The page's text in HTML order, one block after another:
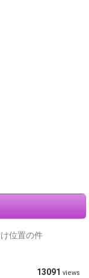
位置の件
13091 views